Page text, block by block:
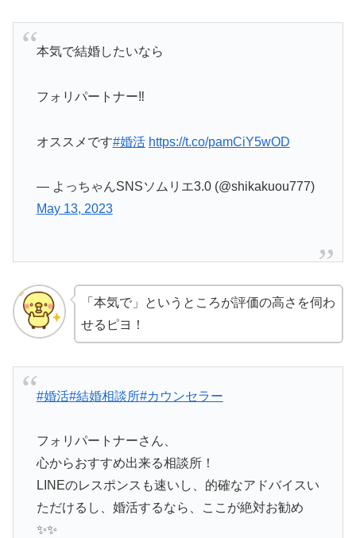
本気で結婚したいなら
フォリパートナー‼️
オススメです#婚活 https://t.co/pamCiY5wOD
— よっちゃんSNSソムリエ3.0 (@shikakuou777)
May 13, 2023
「本気で」というところが評価の高さを伺わ
せるピヨ！
#婚活#結婚相談所#カウンセラー
フォリパートナーさん、
心からおすすめ出来る相談所！
LINEのレスポンスも速いし、的確なアドバイスい
ただけるし、婚活するなら、ここが絶対お勧め
✨✨